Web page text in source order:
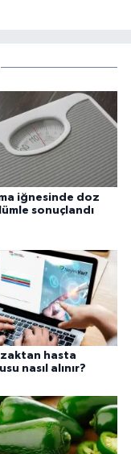
iğnesinde doz
sonuçlandı
hasta
nasıl alınır?